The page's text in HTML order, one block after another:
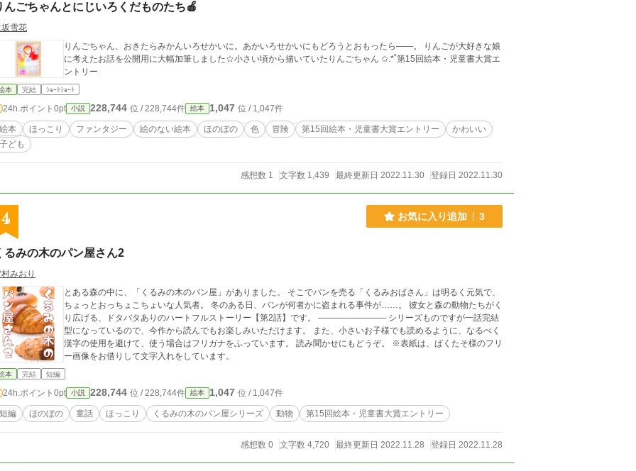
んごちゃんとにじいろくだものたち🍎
雪花
りんごちゃん、おきたらみかんいろせかいに。あかいろせかいにもどろうとおもったら――。 りんごが大好きな娘
に考えたお話を公開用に大幅加筆しました☆小さい頃から描いていたりんごちゃん ✩.*˚第15回絵本・児童書大賞エ
ントリー
本 完結 ｼｮｰﾄｼｮｰﾄ
24h.ポイント 0pt 小説 228,744 位 / 228,744件 絵本 1,047 位 / 1,047件
絵本 ほっこり ファンタジー 絵のない絵本 ほのぼの 色 冒険 第15回絵本・児童書大賞エントリー
かわいい
子ども
感想数 1 文字数 1,439 最終更新日 2022.11.30 登録日 2022.11.30
4 お気に入り追加 3
るみの木のパン屋さん2
みおり
とある森の中に、「くるみの木のパン屋」がありました。 そこでパンを売る「くるみおばさん」は明るく元気で、
ちょっとおっちょこちょいな人気者。 冬のある日、パンが何者かに盗まれる事件が……。 彼女と森の動物たちがく
り広げる、ドタバタありのハートフルストーリー【第2話】です。 ―――――――― シリーズものですが一話完結
型になっているので、今作から読んでもお楽しみいただけます。 また、小さいお子様でも読めるように、なるべく
漢字の使用を避けて、使う場合はフリガナをふっています。 読み聞かせにもどうぞ。 ※表紙は、ぱくたそ様のフリ
ー画像をお借りして文字入れをしています。
本 完結 短編
24h.ポイント 0pt 小説 228,744 位 / 228,744件 絵本 1,047 位 / 1,047件
短編 ほのぼの 童話 ほっこり くるみの木のパン屋シリーズ 動物 第15回絵本・児童書大賞エントリー
感想数 0 文字数 4,720 最終更新日 2022.11.28 登録日 2022.11.28